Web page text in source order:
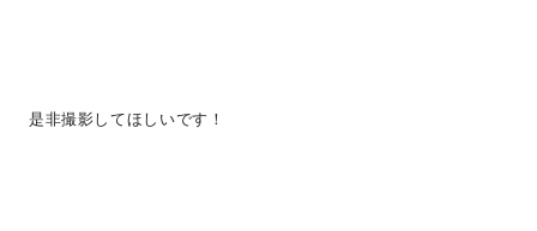
是非撮影してほしいです！